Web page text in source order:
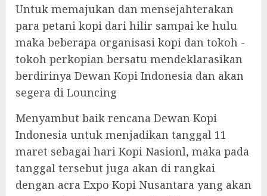
Untuk memajukan dan mensejahterakan
para petani kopi dari hilir sampai ke hulu
maka beberapa organisasi kopi dan tokoh -
tokoh perkopian bersatu mendeklarasikan
berdirinya Dewan Kopi Indonesia dan akan
segera di Louncing
Menyambut baik rencana Dewan Kopi
Indonesia untuk menjadikan tanggal 11
maret sebagai hari Kopi Nasionl, maka pada
tanggal tersebut juga akan di rangkai
dengan acra Expo Kopi Nusantara yang akan